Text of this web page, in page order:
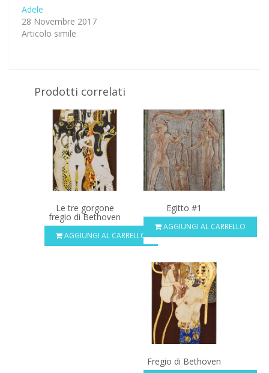
Adele
28 Novembre 2017
Articolo simile
Prodotti correlati
Le tre gorgone
fregio di Bethoven
AGGIUNGI AL CARRELLO
Egitto #1
AGGIUNGI AL CARRELLO
Fregio di Bethoven